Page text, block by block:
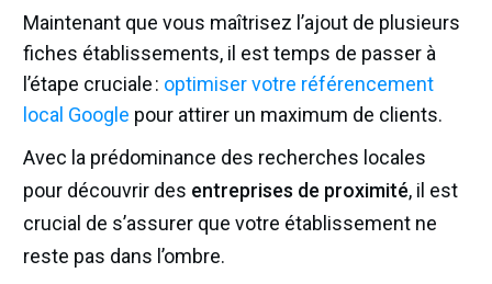
Maintenant que vous maîtrisez l’ajout de plusieurs
fiches établissements, il est temps de passer à
l’étape cruciale : optimiser votre référencement
local Google pour attirer un maximum de clients.
Avec la prédominance des recherches locales
pour découvrir des entreprises de proximité, il est
crucial de s’assurer que votre établissement ne
reste pas dans l’ombre.